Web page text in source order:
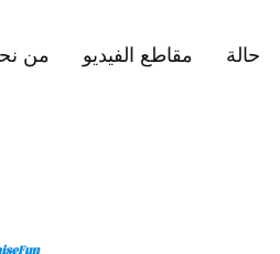
من مقاطع الفيديو حالة